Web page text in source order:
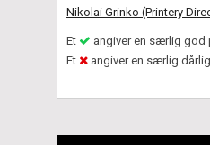
Nikolai Grinko (Printery
Et
angiver en særlig
Et
angiver en særlig